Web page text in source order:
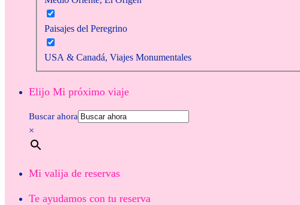
Paisajes del Peregrino
USA & Canadá, Viajes Monumentales
Elijo Mi próximo viaje
Buscar ahora
×
Mi valija de reservas
Te ayudamos con tu reserva